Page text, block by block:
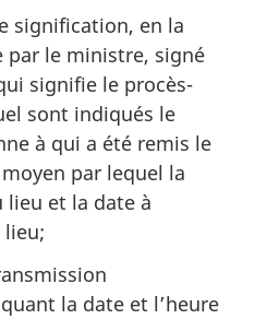
signification, en la
par le ministre, signé
signifie le procès-
sont indiqués le
à qui a été remis le
par lequel la
lieu et la date à
lieu;
la date et l’heure